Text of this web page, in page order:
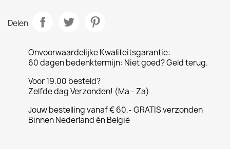
Delen
Onvoorwaardelijke Kwaliteitsgarantie:
60 dagen bedenktermijn: Niet goed? Geld terug.
Voor 19.00 besteld?
Zelfde dag Verzonden! (Ma - Za)
Jouw bestelling vanaf € 60,- GRATIS verzonden
Binnen Nederland én België